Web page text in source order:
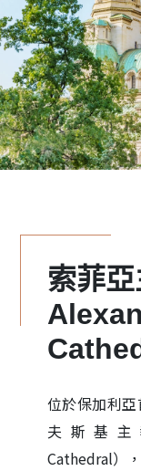
索菲
位於保加利
夫斯基主
Cathedral）